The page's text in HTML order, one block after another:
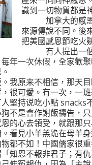
識到一切物質都是
加拿大的感
來源傳說不同。後
把美國感恩節吃火
有人提出一
年一次休假，全家歡
我原来不相信，那天
很可愛。有一次，一
堅持说吃小點snacks
不是會作謝飯禱告，
的心去領受，就跟那
看見小羊羔跪在母羊
都不如！中國儒家很
知恩不報非君子；有